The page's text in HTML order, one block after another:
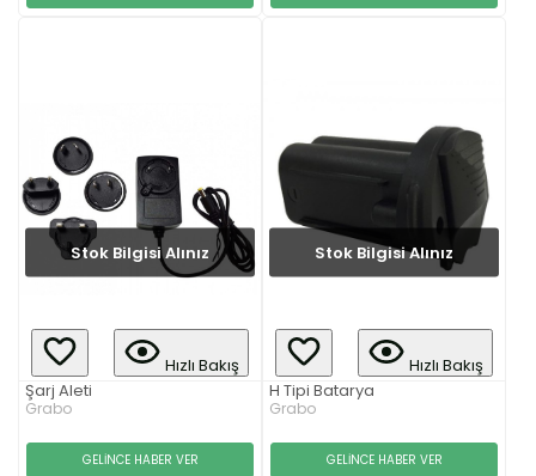
Stok Bilgisi Alınız
Hızlı Bakış
Şarj Aleti
Grabo
GELİNCE HABER VER
Stok Bilgisi Alınız
Hızlı Bakış
H Tipi Batarya
Grabo
GELİNCE HABER VER